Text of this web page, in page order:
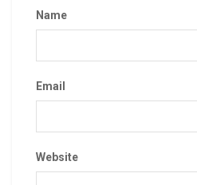
Name
Email
Website